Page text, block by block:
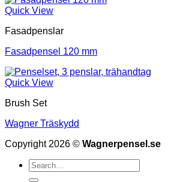
Quick View
Fasadpenslar
Fasadpensel 120 mm
Quick View
Brush Set
Wagner Träskydd
Copyright 2026 © Wagnerpensel.se
Search
for: